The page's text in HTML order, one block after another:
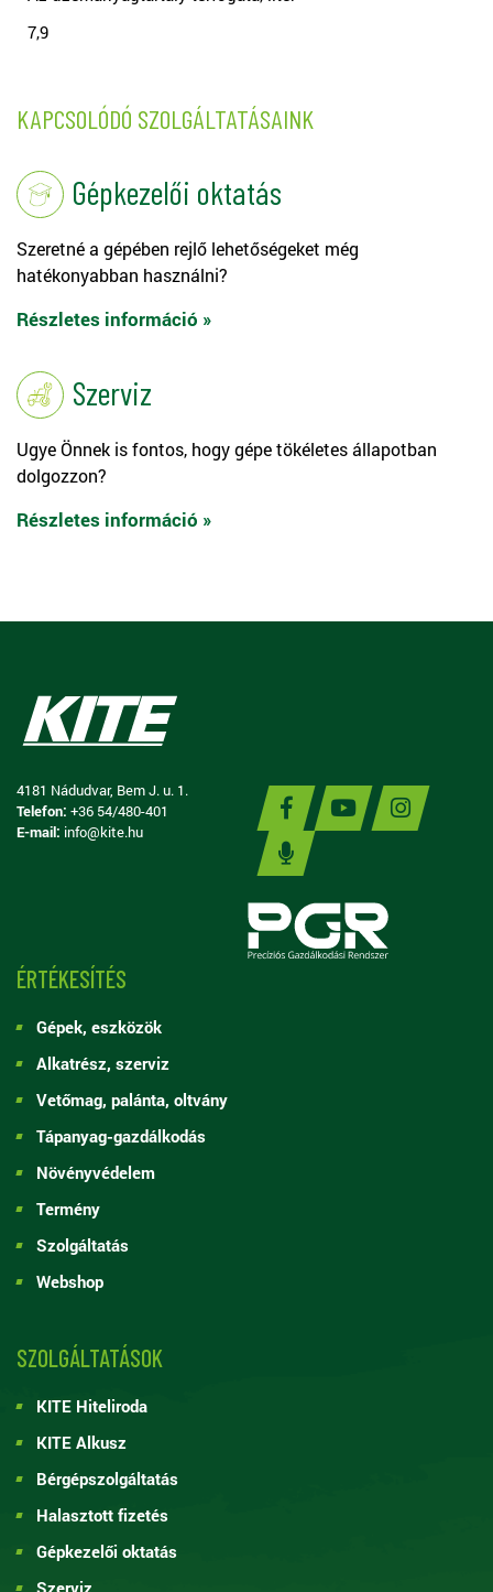
7,9
KAPCSOLÓDÓ SZOLGÁLTATÁSAINK
Gépkezelői oktatás
Szeretné a gépében rejlő lehetőségeket még
hatékonyabban használni?
Részletes információ »
Szerviz
Ugye Önnek is fontos, hogy gépe tökéletes állapotban
dolgozzon?
Részletes információ »
4181 Nádudvar, Bem J. u. 1.
Telefon: +36 54/480-401
E-mail: info@kite.hu
ÉRTÉKESÍTÉS
Gépek, eszközök
Alkatrész, szerviz
Vetőmag, palánta, oltvány
Tápanyag-gazdálkodás
Növényvédelem
Termény
Szolgáltatás
Webshop
SZOLGÁLTATÁSOK
KITE Hiteliroda
KITE Alkusz
Bérgépszolgáltatás
Halasztott fizetés
Gépkezelői oktatás
Szerviz